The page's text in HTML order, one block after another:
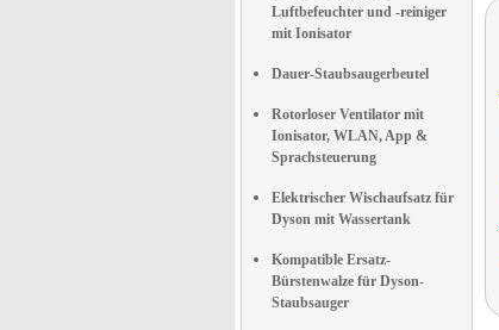
Luftbefeuchter und -reiniger
mit Ionisator
Dauer-Staubsaugerbeutel
Rotorloser Ventilator mit
Ionisator, WLAN, App &
Sprachsteuerung
Elektrischer Wischaufsatz für
Dyson mit Wassertank
Kompatible Ersatz-
Bürstenwalze für Dyson-
Staubsauger